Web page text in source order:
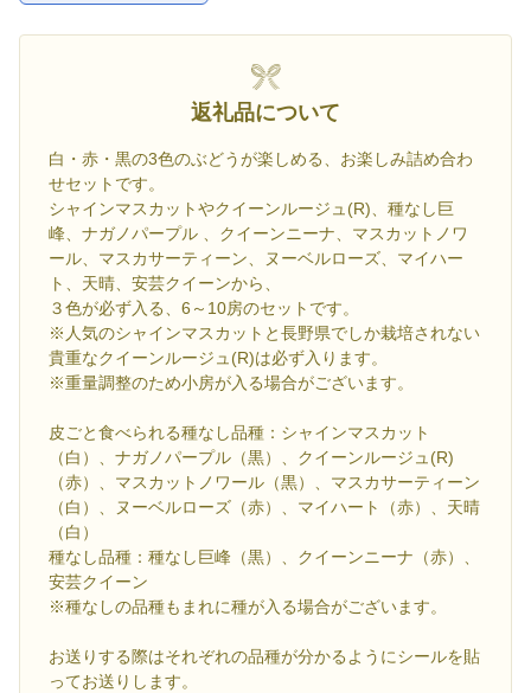
返礼品について
白・赤・黒の3色のぶどうが楽しめる、お楽しみ詰め合わ
せセットです。
シャインマスカットやクイーンルージュ(R)、種なし巨
峰、ナガノパープル 、クイーンニーナ、マスカットノワ
ール、マスカサーティーン、ヌーベルローズ、マイハー
ト、天晴、安芸クイーンから、
３色が必ず入る、6～10房のセットです。
※人気のシャインマスカットと長野県でしか栽培されない
貴重なクイーンルージュ(R)は必ず入ります。
※重量調整のため小房が入る場合がございます。
皮ごと食べられる種なし品種：シャインマスカット
（白）、ナガノパープル（黒）、クイーンルージュ(R)
（赤）、マスカットノワール（黒）、マスカサーティーン
（白）、ヌーベルローズ（赤）、マイハート（赤）、天晴
（白）
種なし品種：種なし巨峰（黒）、クイーンニーナ（赤）、
安芸クイーン
※種なしの品種もまれに種が入る場合がございます。
お送りする際はそれぞれの品種が分かるようにシールを貼
ってお送りします。